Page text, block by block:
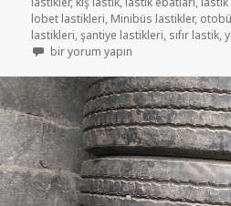
lobet lastikleri, Minibüs lastikler,
lastikleri,şantiye lastikleri, sıfır lastik,
265/70R19.5 RÖMORK VE LOBET
bir yorum yapın